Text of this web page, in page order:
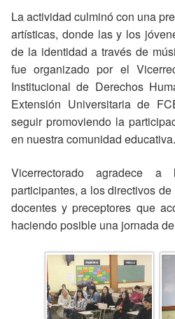
La actividad culminó con una
artísticas, donde las y los
de la identidad a través de
fue organizado por el
Institucional de Derechos
Extensión Universitaria de
seguir promoviendo la
en nuestra comunidad educativa.
Vicerrectorado agradece
participantes, a los directivos
docentes y preceptores que
haciendo posible una jornada